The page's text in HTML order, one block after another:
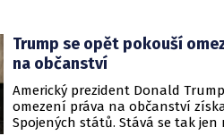
Trump se opět pokouší
na občanství
Americký prezident Donald
omezení práva na občanství
Spojených států. Stává se tak